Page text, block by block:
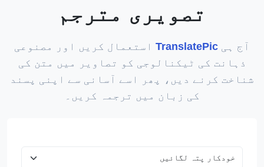
تصویری مترجم
آج ہی TranslatePic استعمال کریں اور مصنوعی
ذہانت کی ٹیکنالوجی کو تصاویر میں متن کی
شناخت کرنے دیں، پھر اسے آسانی سے اپنی پسند
کی زبان میں ترجمہ کریں۔